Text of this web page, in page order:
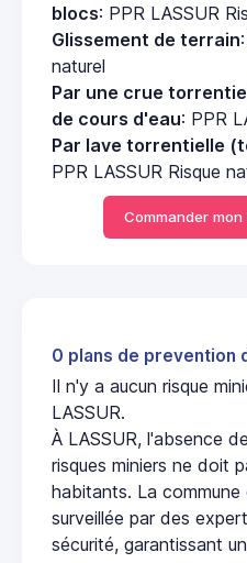
blocs: PPR LASSUR
Glissement de terrain
naturel
Par une crue
de cours d'eau: PPR
Par lave torrentielle
PPR LASSUR Risque
Commander mon
0 plans de prevention
Il n'y a aucun risque
LASSUR.
À LASSUR, l'absence
risques miniers ne doit
habitants. La
surveillée par des
sécurité, garantissant